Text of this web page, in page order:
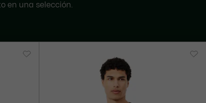
en una selección.